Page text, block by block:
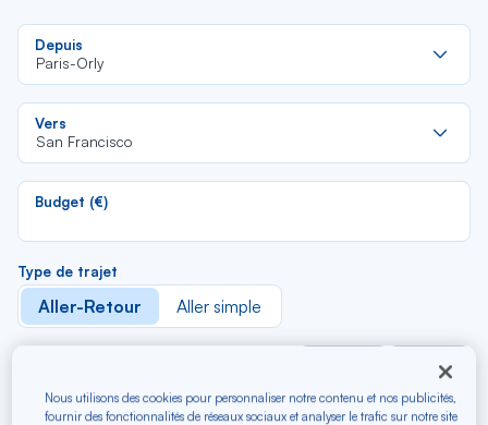
Depuis
Paris-Orly
Vers
San Francisco
Budget (€)
Type de trajet
Aller-Retour Aller simple
Vider
Nous utilisons des cookies pour personnaliser notre contenu et nos publicités,
fournir des fonctionnalités de réseaux sociaux et analyser le trafic sur notre site